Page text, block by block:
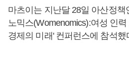
마츠이는 지난달 28일 아산정책
노믹스(Womenomics):여성 인
경제의 미래' 컨퍼런스에 참석했